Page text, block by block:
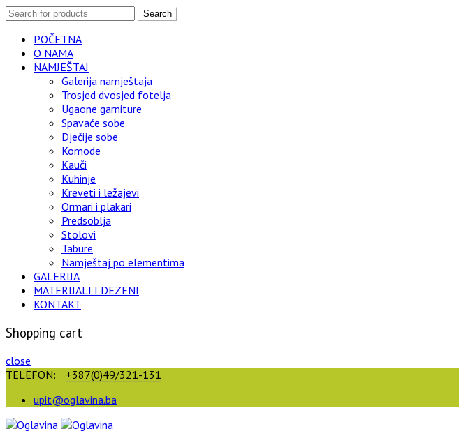
Search
POČETNA
O NAMA
NAMJEŠTAJ
Galerija namještaja
Trosjed dvosjed fotelja
Ugaone garniture
Spavaće sobe
Dječije sobe
Komode
Kauči
Kuhinje
Kreveti i ležajevi
Ormari i plakari
Predsoblja
Stolovi
Tabure
Namještaj po elementima
GALERIJA
MATERIJALI I DEZENI
KONTAKT
Shopping cart
close
TELEFON:
+387(0)49/321-131
upit@oglavina.ba